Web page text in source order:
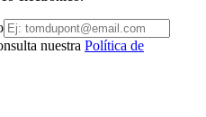
nuestra Política de